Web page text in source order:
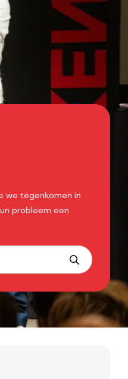
we tegenkomen in
probleem een